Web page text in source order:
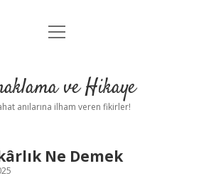
Anasayfa
Yasal Uyarı
menüyü
ve Hikaye
anılarına ilham veren fikirler!
Ne Demek